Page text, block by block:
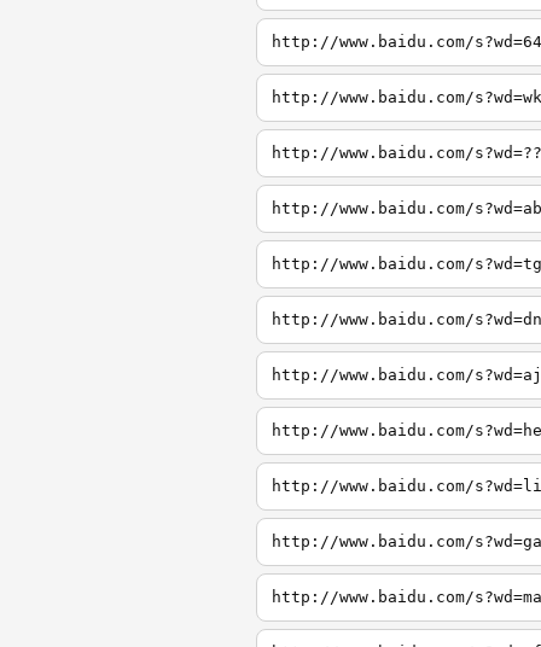
http://www.baidu.com/s?wd=64
http://www.baidu.com/s?wd=wk
http://www.baidu.com/s?wd=??
http://www.baidu.com/s?wd=ab
http://www.baidu.com/s?wd=tg
http://www.baidu.com/s?wd=dn
http://www.baidu.com/s?wd=aj
http://www.baidu.com/
http://www.baidu.com/
http://www.baidu.com/
http://www.baidu.com/